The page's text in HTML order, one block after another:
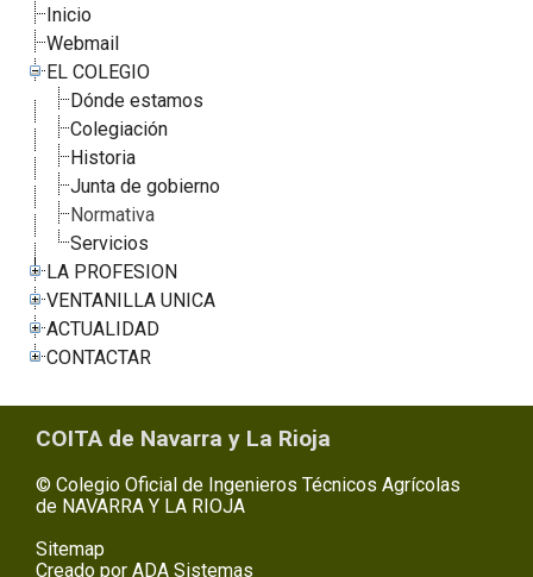
Inicio
Webmail
EL COLEGIO
Dónde estamos
Colegiación
Historia
Junta de gobierno
Normativa
Servicios
LA PROFESION
VENTANILLA UNICA
ACTUALIDAD
CONTACTAR
COITA de Navarra y La Rioja
© Colegio Oficial de Ingenieros Técnicos Agrícolas
de NAVARRA Y LA RIOJA
Sitemap
Creado por ADA Sistemas